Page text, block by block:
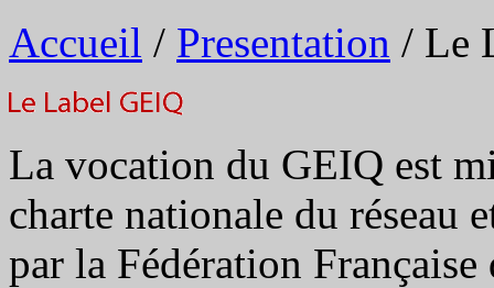
Accueil / Presentation / Le
La vocation du GEIQ est
charte nationale du réseau
par la Fédération Française